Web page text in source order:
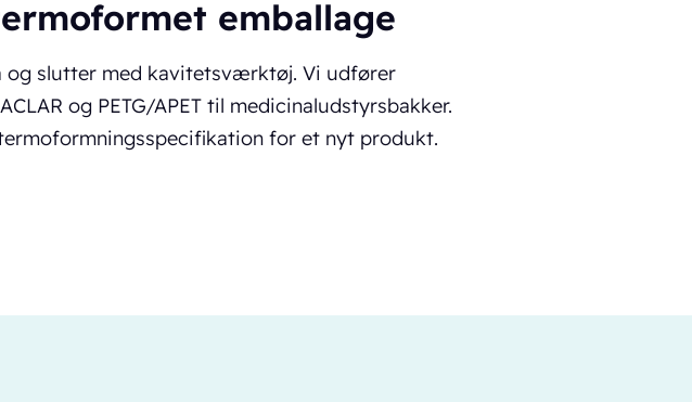
emballage
og slutter med kavitetsværktøj. Vi udfører
og PETG/APET til medicinaludstyrsbakker.
for et nyt produkt.